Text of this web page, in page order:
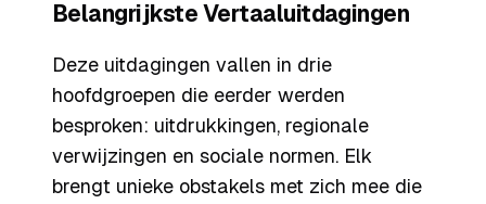
Belangrijkste Vertaaluitdagingen
Deze uitdagingen vallen in drie
hoofdgroepen die eerder werden
besproken: uitdrukkingen, regionale
verwijzingen en sociale normen. Elk
brengt unieke obstakels met zich mee die